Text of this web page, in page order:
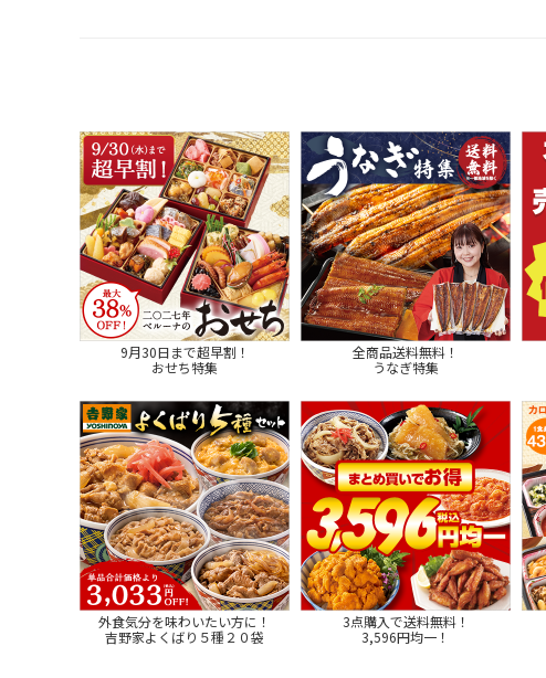
9月30日まで超早割！
おせち特集
全商品送料無料！
うなぎ特集
外食気分を味わいたい方に！
吉野家よくばり５種２０袋
3点購入で送料無料！
3,596円均一！